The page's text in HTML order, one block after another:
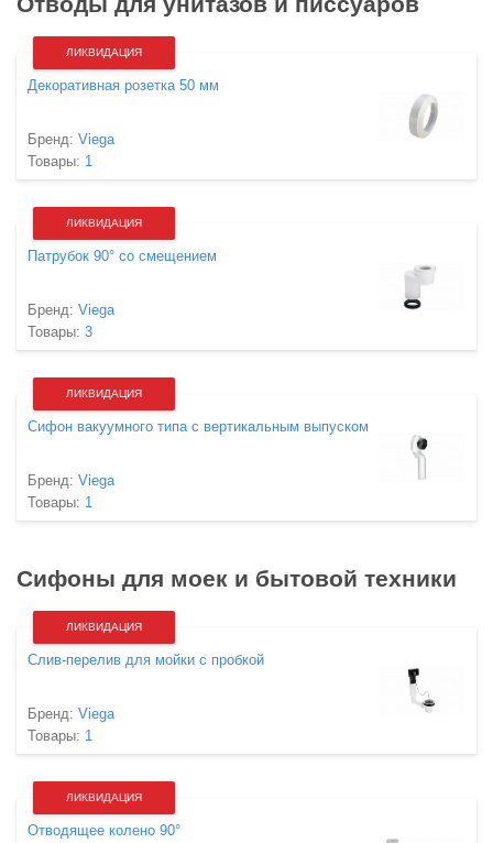
ЛИКВИДАЦИЯ
Декоративная розетка 50 мм
Бренд: Viega
Товары: 1
ЛИКВИДАЦИЯ
Патрубок 90° со смещением
Бренд: Viega
Товары: 3
ЛИКВИДАЦИЯ
Сифон вакуумного типа с вертикальным выпуском
Бренд: Viega
Товары: 1
Сифоны для моек и бытовой техники
ЛИКВИДАЦИЯ
Слив-перелив для мойки с пробкой
Бренд: Viega
Товары: 1
ЛИКВИДАЦИЯ
Отводящее колено 90°